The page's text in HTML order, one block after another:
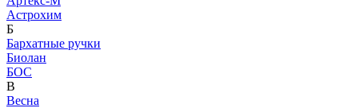
Астрохим
Б
Бархатные ручки
Биолан
БОС
В
Весна